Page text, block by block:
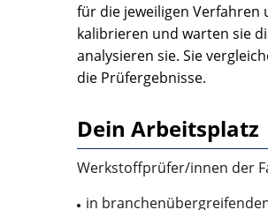
für die jeweiligen
kalibrieren und warten sie
analysieren sie. Sie
die Prüfergebnisse.
Dein Arbeitsplatz
Werkstoffprüfer/innen der
in